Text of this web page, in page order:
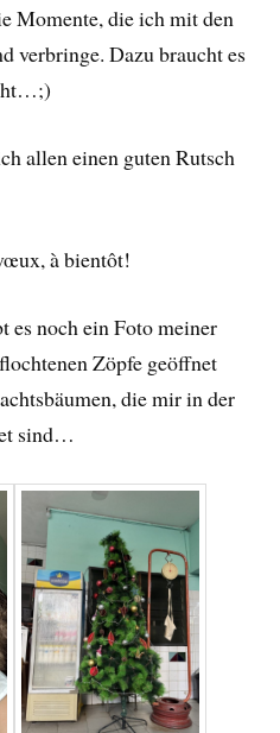
Momente, die ich mit den
verbringe. Dazu braucht es
allen einen guten Rutsch
à bientôt!
noch ein Foto meiner
Zöpfe geöffnet
die mir in der
sind…